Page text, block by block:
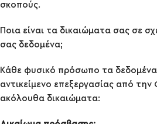
σκοπούς.
Ποια είναι τα δικαιώματα σας σε
σας δεδομένα;
Κάθε φυσικό πρόσωπο τα δεδομένα
αντικείμενο επεξεργασίας από
ακόλουθα δικαιώματα: